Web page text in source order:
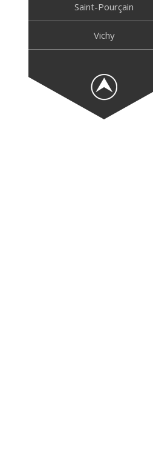
Saint-Pourçain
Vichy